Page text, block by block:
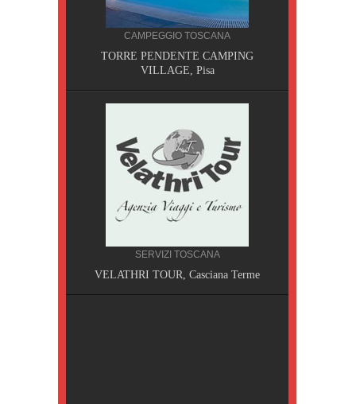
CAMPEGGIO TOSCANA
TORRE PENDENTE CAMPING
VILLAGE, Pisa
SERVIZI TOSCANA
VELATHRI TOUR, Casciana Terme